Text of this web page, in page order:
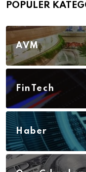
POPÜLER
AVM
FinTech
Haber